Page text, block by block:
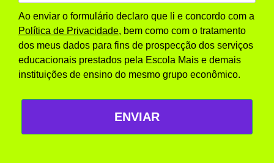
Ao enviar o formulário declaro que li e concordo com a
Política de Privacidade, bem como com o tratamento
dos meus dados para fins de prospecção dos serviços
educacionais prestados pela Escola Mais e demais
instituições de ensino do mesmo grupo econômico.
ENVIAR